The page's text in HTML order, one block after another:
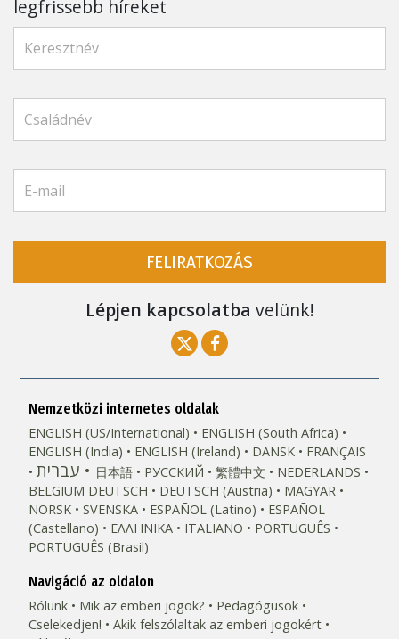
legfrissebb híreket
FELIRATKOZÁS
Lépjen kapcsolatba velünk!
Nemzetközi internetes oldalak
ENGLISH (US/International)
ENGLISH (South Africa)
ENGLISH (India)
ENGLISH (Ireland) DANSK FRANÇAIS
עברית 日本語 РУССКИЙ 繁體中文
NEDERLANDS
BELGIUM DEUTSCH DEUTSCH (Austria)
MAGYAR
NORSK
SVENSKA ESPAÑOL (Latino)
ESPAÑOL
(Castellano)
ΕΛΛΗΝΙΚA ITALIANO
PORTUGUÊS
PORTUGUÊS (Brasil)‎
Navigáció az oldalon
Rólunk
Mik az emberi jogok?
Pedagógusok
Cselekedjen!
Akik felszólaltak az emberi jogokért